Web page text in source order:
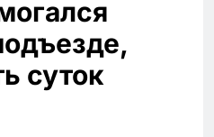
суток